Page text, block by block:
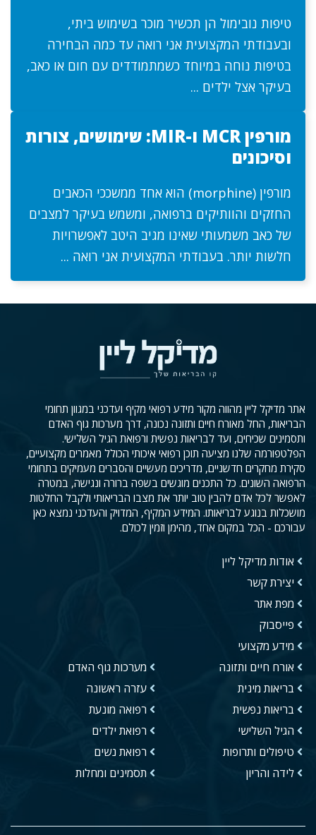
טיפות נובימול הן תכשיר מוכר בשימוש ביתי,
ובעבודתי המקצועית אני רואה עד כמה הבחירה
בטיפות נוחה במיוחד כשמתמודדים עם חום או כאב,
בעיקר אצל ילדים ...
מורפין MCR ו-MIR: שימושים, צורות
וסיכונים
מורפין (morphine) הוא אחד ממשככי הכאבים
החזקים והוותיקים ברפואה, ומשמש בעיקר למצבים
של כאב משמעותי שאינו מגיב היטב לאפשרויות
חלשות יותר. בעבודתי המקצועית אני רואה ...
אתר מדיקל ליין מהווה מקור מידע רפואי מקיף ועדכני במגוון תחומי
הבריאות, החל מאורח חיים ותזונה נכונה, דרך מערכות גוף האדם
ותסמינים שכיחים, ועד לבריאות נפשית ורפואת הגיל השלישי.
הפלטפורמה שלנו מציעה תוכן רפואי איכותי הכולל מאמרים מקצועיים,
סקירת מחקרים חדשניים, מדריכים מעשיים והסברים מעמיקים בתחומי
הרפואה השונים. כל התכנים מוגשים בשפה ברורה ונגישה, במטרה
לאפשר לכל אדם להבין טוב יותר את מצבו הבריאותי ולקבל החלטות
מושכלות בנוגע לבריאותו. המידע המקיף, המדויק והעדכני נמצא כאן
עבורכם - הכל במקום אחד, מהימן וזמין לכולם.
אודות מדיקל ליין
יצירת קשר
מפת אתר
פייסבוק
מידע מקצועי
אורח חיים ותזונה
בריאות מינית
בריאות נפשית
הגיל השלישי
טיפולים ותרופות
לידה והריון
מערכות גוף האדם
עזרה ראשונה
רפואה מונעת
רפואת ילדים
רפואת נשים
תסמינים ומחלות